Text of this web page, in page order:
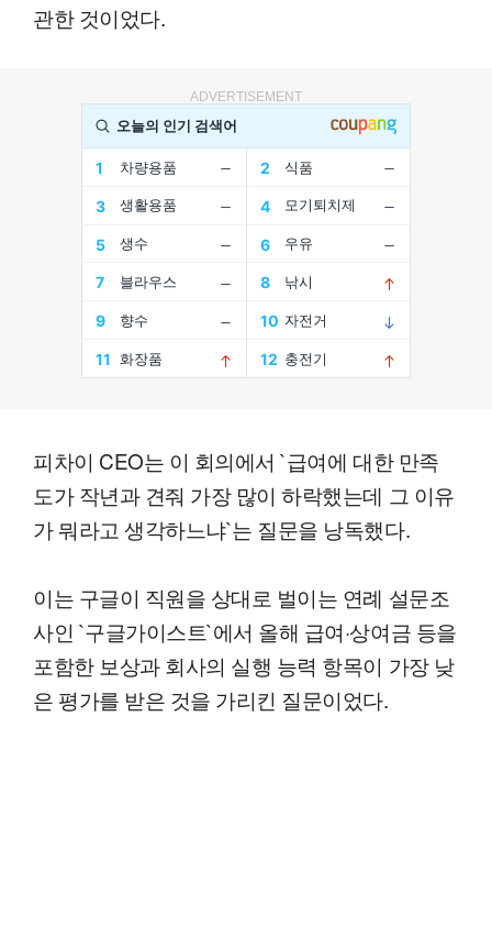
관한 것이었다.
ADVERTISEMENT
피차이 CEO는 이 회의에서 `급여에 대한 만족
도가 작년과 견줘 가장 많이 하락했는데 그 이유
가 뭐라고 생각하느냐`는 질문을 낭독했다.
이는 구글이 직원을 상대로 벌이는 연례 설문조
사인 `구글가이스트`에서 올해 급여·상여금 등을
포함한 보상과 회사의 실행 능력 항목이 가장 낮
은 평가를 받은 것을 가리킨 질문이었다.